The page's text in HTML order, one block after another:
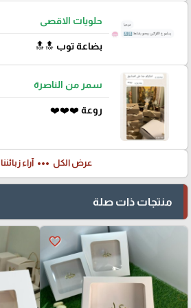
حلويات الاقصى
بضاعة توب 🔝🔝
سمر من الناصرة
روعة ❤️❤️❤️
عرض الكل more_horiz آراء زبائننا
منتجات ذات صلة
favorite_border